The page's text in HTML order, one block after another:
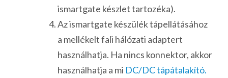
ismartgate készlet tartozéka).
Az ismartgate készülék tápellátásához
a mellékelt fali hálózati adaptert
használhatja. Ha nincs konnektor, akkor
használhatja a mi DC/DC tápátalakító.